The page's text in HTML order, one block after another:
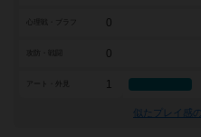
0
0
アート・外見 1
似たプレイ感